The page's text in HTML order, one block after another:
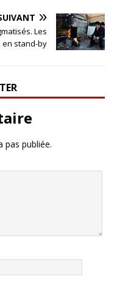
Les
en stand-by
pas publiée.